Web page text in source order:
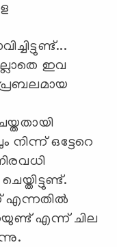
ഇവ
നിന്ന് ഒട്ടേറെ
എന്നതില്‍
എന്ന് ചില